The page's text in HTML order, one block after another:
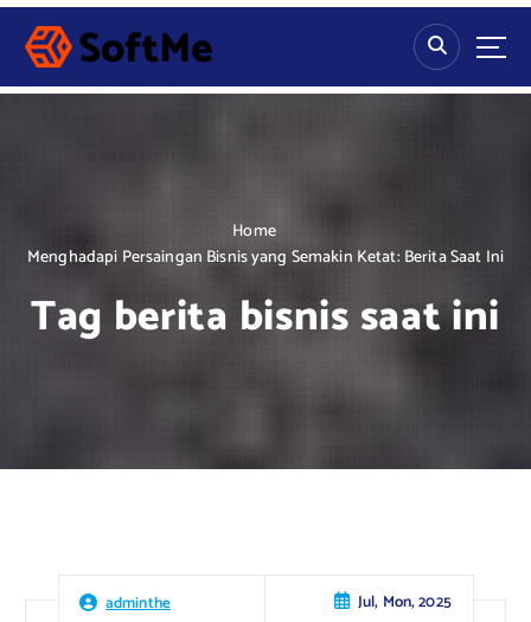
S
p
Home
Menghadapi Persaingan Bisnis yang Semakin Ketat: Berita Saat Ini
Tag berita bisnis saat ini
adminthe Jul, Mon, 2025